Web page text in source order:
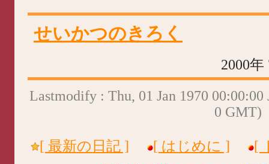
せいかつのきろく
2000
Lastmodify : Thu, 01 Jan 1970 00:00:00
0 GMT)
[ 最新の日記 ] [ はじめに ]
[